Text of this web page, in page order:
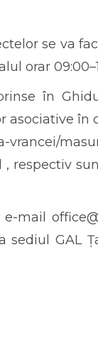
se va
orar
în
asociative în
respectiv
mail
sediul GAL